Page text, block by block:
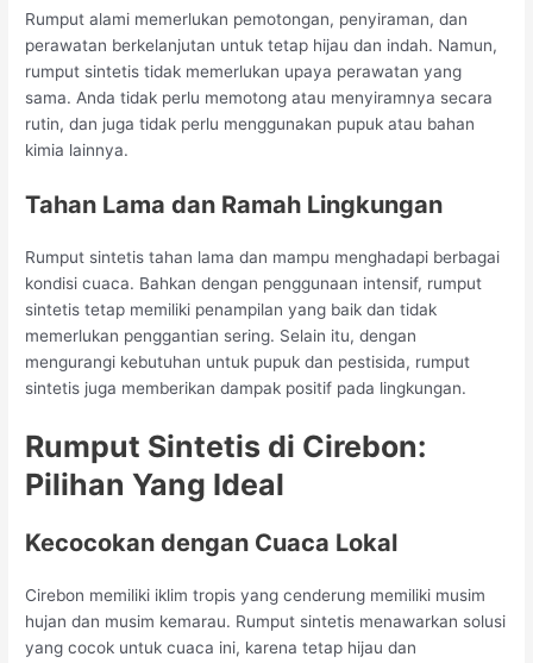
Rumput alami memerlukan pemotongan, penyiraman, dan
perawatan berkelanjutan untuk tetap hijau dan indah. Namun,
rumput sintetis tidak memerlukan upaya perawatan yang
sama. Anda tidak perlu memotong atau menyiramnya secara
rutin, dan juga tidak perlu menggunakan pupuk atau bahan
kimia lainnya.
Tahan Lama dan Ramah Lingkungan
Rumput sintetis tahan lama dan mampu menghadapi berbagai
kondisi cuaca. Bahkan dengan penggunaan intensif, rumput
sintetis tetap memiliki penampilan yang baik dan tidak
memerlukan penggantian sering. Selain itu, dengan
mengurangi kebutuhan untuk pupuk dan pestisida, rumput
sintetis juga memberikan dampak positif pada lingkungan.
Rumput Sintetis di Cirebon:
Pilihan Yang Ideal
Kecocokan dengan Cuaca Lokal
Cirebon memiliki iklim tropis yang cenderung memiliki musim
hujan dan musim kemarau. Rumput sintetis menawarkan solusi
yang cocok untuk cuaca ini, karena tetap hijau dan